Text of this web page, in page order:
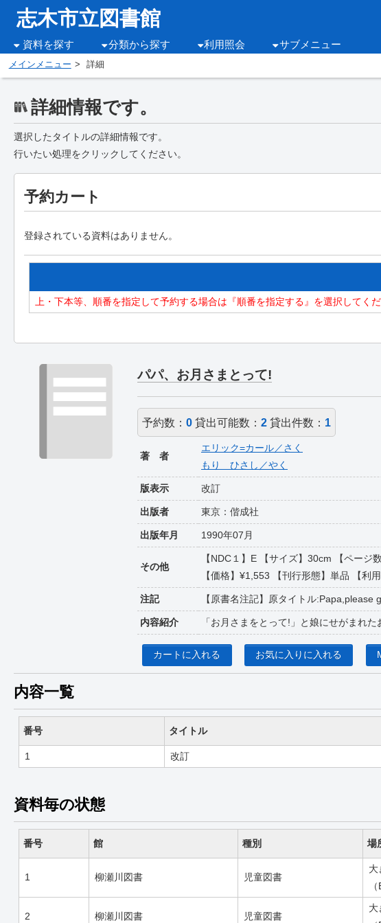
志木市立図書館
資料を探す 分類から探す 利用照会 サブメニュー
メインメニュー 詳細
詳細情報です。
選択したタイトルの詳細情報です。
行いたい処理をクリックしてください。
予約カート
登録されている資料はありません。
上・下本等、順番を指定して予約する場合は『順番を指定する』を選択してくだ
パパ、お月さまとって!
予約数：0 貸出可能数：2 貸出件数： 1
著 者
エリック=カール／さく
もり ひさし／やく
版表示 改訂
出版者 東京：偕成社
出版年月 1990年07月
その他
【NDC１】E 【サイズ】30cm 【ページ
【価格】¥1,553 【刊行形態】単品 【利
注記 【原書名注記】原タイトル:Papa,please
内容紹介 「お月さまをとって!」と娘にせがまれ
カートに入れる お気に入りに入れる
内容一覧
番号 タイトル
1 改訂
資料毎の状態
番号 館 種別 場
1 柳瀬川図書 児童図書
大
2 柳瀬川図書 児童図書
大